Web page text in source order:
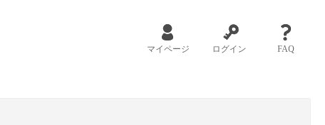
マイページ ログイン FAQ